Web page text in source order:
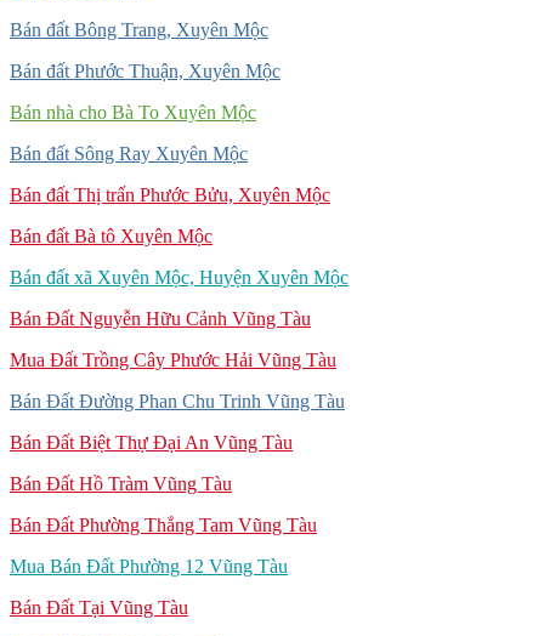
Bán đất Bông Trang, Xuyên Mộc
Bán đất Phước Thuận, Xuyên Mộc
Bán nhà cho Bà To Xuyên Mộc
Bán đất Sông Ray Xuyên Mộc
Bán đất Thị trấn Phước Bửu, Xuyên Mộc
Bán đất Bà tô Xuyên Mộc
Bán đất xã Xuyên Mộc, Huyện Xuyên Mộc
Bán Đất Nguyễn Hữu Cảnh Vũng Tàu
Mua Đất Trồng Cây Phước Hải Vũng Tàu
Bán Đất Đường Phan Chu Trinh Vũng Tàu
Bán Đất Biệt Thự Đại An Vũng Tàu
Bán Đất Hồ Tràm Vũng Tàu
Bán Đất Phường Thắng Tam Vũng Tàu
Mua Bán Đất Phường 12 Vũng Tàu
Bán Đất Tại Vũng Tàu